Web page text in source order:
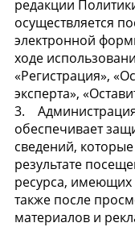
редакции
осуществляется
электронной
ходе
«Регистрация»,
эксперта»,
3.
обеспечивает
сведений,
результате
ресурса, имеющих
также после
материалов и